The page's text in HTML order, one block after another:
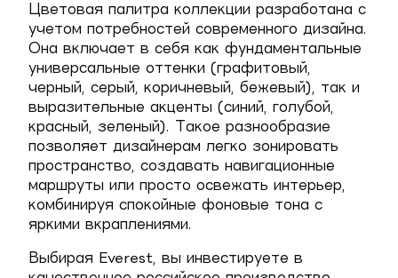
Цветовая палитра коллекции разработана с
учетом потребностей современного дизайна.
Она включает в себя как фундаментальные
универсальные оттенки (графитовый,
черный, серый, коричневый, бежевый), так и
выразительные акценты (синий, голубой,
красный, зеленый). Такое разнообразие
позволяет дизайнерам легко зонировать
пространство, создавать навигационные
маршруты или просто освежать интерьер,
комбинируя спокойные фоновые тона с
яркими вкраплениями.
Выбирая Everest, вы инвестируете в